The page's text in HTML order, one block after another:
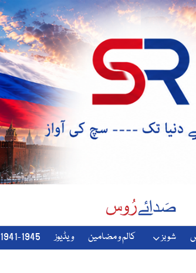
شوبز کالم و مضامین ویڈیوز 1941-1945-دوسری-جنگ-عظیم